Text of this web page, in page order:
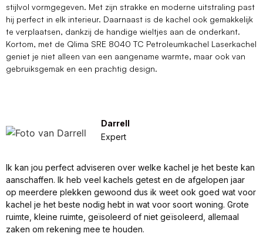
stijlvol vormgegeven. Met zijn strakke en moderne uitstraling past
hij perfect in elk interieur. Daarnaast is de kachel ook gemakkelijk
te verplaatsen, dankzij de handige wieltjes aan de onderkant.
Kortom, met de Qlima SRE 8040 TC Petroleumkachel Laserkachel
geniet je niet alleen van een aangename warmte, maar ook van
gebruiksgemak en een prachtig design.
Darrell
Expert
Ik kan jou perfect adviseren over welke kachel je het beste kan
aanschaffen. Ik heb veel kachels getest en de afgelopen jaar
op meerdere plekken gewoond dus ik weet ook goed wat voor
kachel je het beste nodig hebt in wat voor soort woning. Grote
ruimte, kleine ruimte, geïsoleerd of niet geïsoleerd, allemaal
zaken om rekening mee te houden.